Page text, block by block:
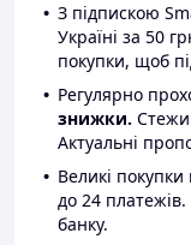
З підпискою
Україні за 50
покупки, щоб
Регулярно
знижки.
Актуальні
Великі
до 24
банку.